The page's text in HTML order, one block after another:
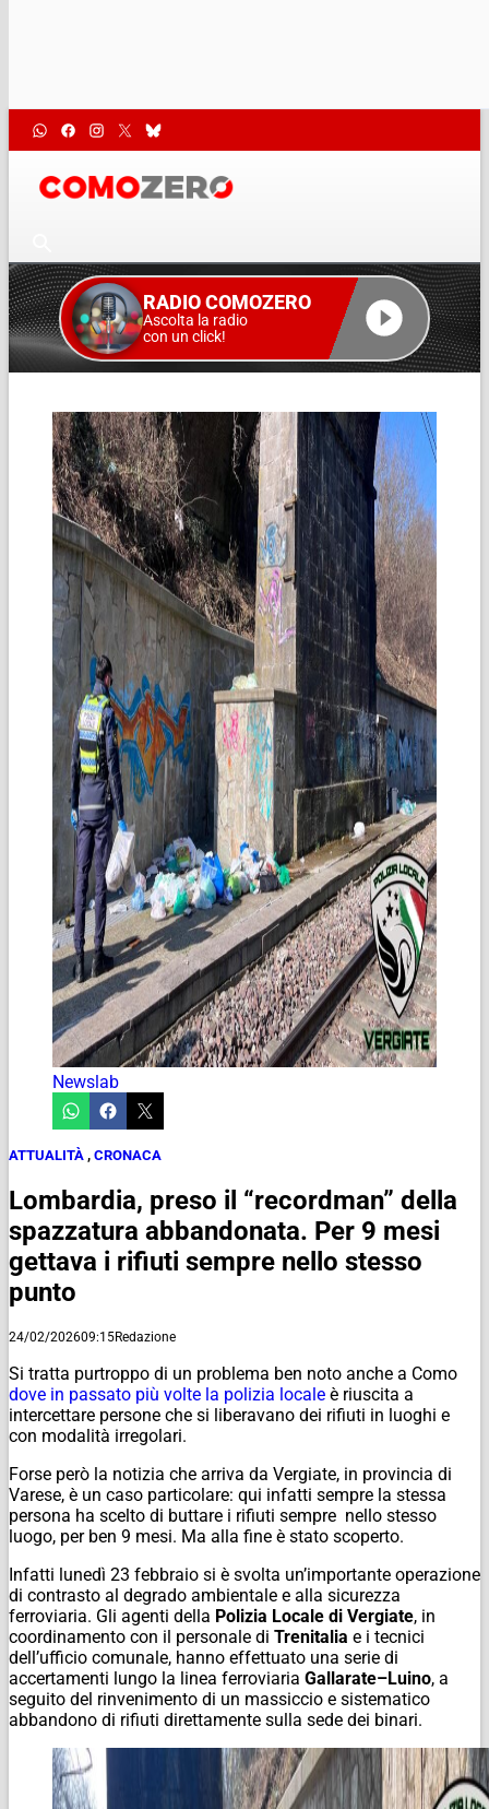
RADIO COMOZERO
Ascolta la radio
con un click!
Newslab
ATTUALITÀ , CRONACA
Lombardia, preso il “recordman” della
spazzatura abbandonata. Per 9 mesi
gettava i rifiuti sempre nello stesso
punto
24/02/202609:15Redazione
Si tratta purtroppo di un problema ben noto anche a Como
dove in passato più volte la polizia locale è riuscita a
intercettare persone che si liberavano dei rifiuti in luoghi e
con modalità irregolari.
Forse però la notizia che arriva da Vergiate, in provincia di
Varese, è un caso particolare: qui infatti sempre la stessa
persona ha scelto di buttare i rifiuti sempre nello stesso
luogo, per ben 9 mesi. Ma alla fine è stato scoperto.
Infatti lunedì 23 febbraio si è svolta un’importante operazione
di contrasto al degrado ambientale e alla sicurezza
ferroviaria. Gli agenti della Polizia Locale di Vergiate, in
coordinamento con il personale di Trenitalia e i tecnici
dell’ufficio comunale, hanno effettuato una serie di
accertamenti lungo la linea ferroviaria Gallarate–Luino, a
seguito del rinvenimento di un massiccio e sistematico
abbandono di rifiuti direttamente sulla sede dei binari.